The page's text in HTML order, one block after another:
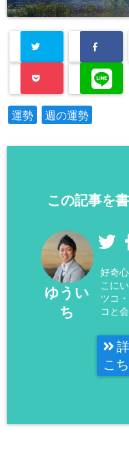
運勢 週の運勢
この記事を
ゆうい
ち
好奇
こに
ツコ
コと
こ